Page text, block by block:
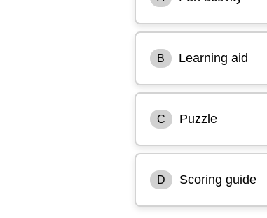
B Learning aid
C Puzzle
D Scoring guide